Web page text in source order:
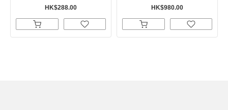
HK$288.00
HK$980.00